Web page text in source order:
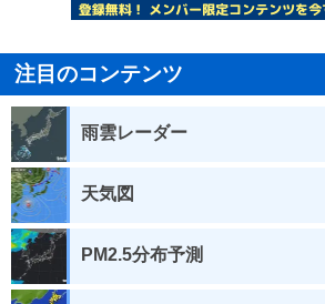
注目のコンテンツ
雨雲レーダー
天気図
PM2.5分布予測